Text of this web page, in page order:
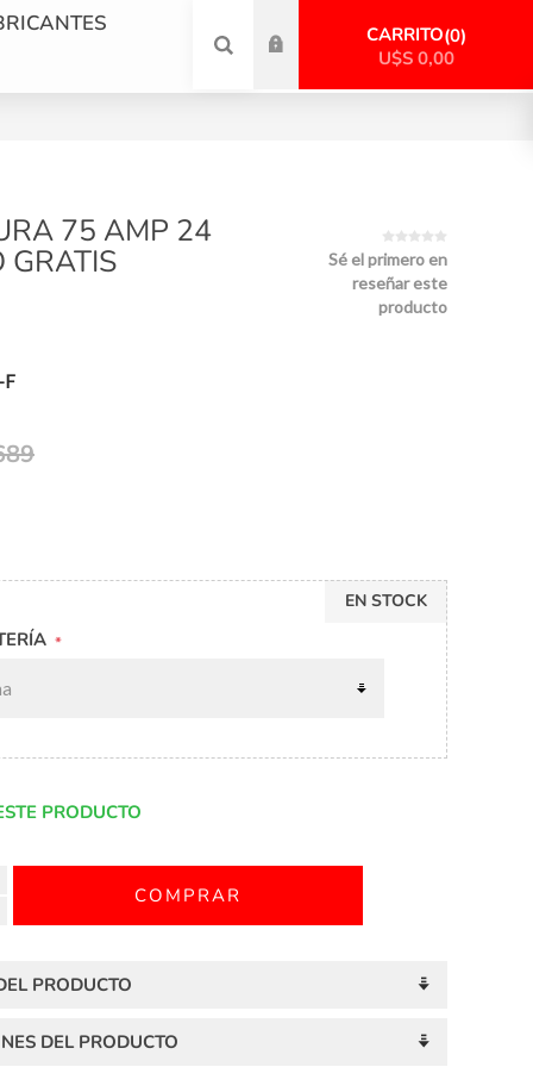
CARRITO 0
U$S 0,00
75 AMP 24
GRATIS
F
Sé el primero en
reseñar este
producto
*
EN STOCK
PRODUCTO
PRODUCTO
DEL PRODUCTO